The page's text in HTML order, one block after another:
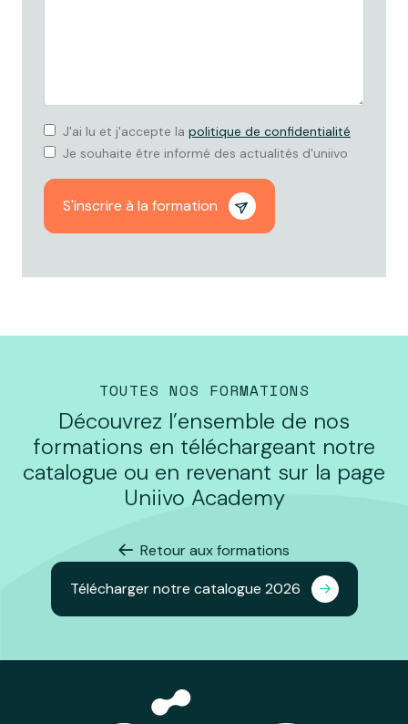
J'ai lu et j'accepte la politique de confidentialité
Je souhaite être informé des actualités d'uniivo
S'inscrire à la formation
TOUTES NOS FORMATIONS
Découvrez l’ensemble de nos
formations en téléchargeant notre
catalogue ou en revenant sur la page
Uniivo Academy
Retour aux formations
Télécharger notre catalogue 2026